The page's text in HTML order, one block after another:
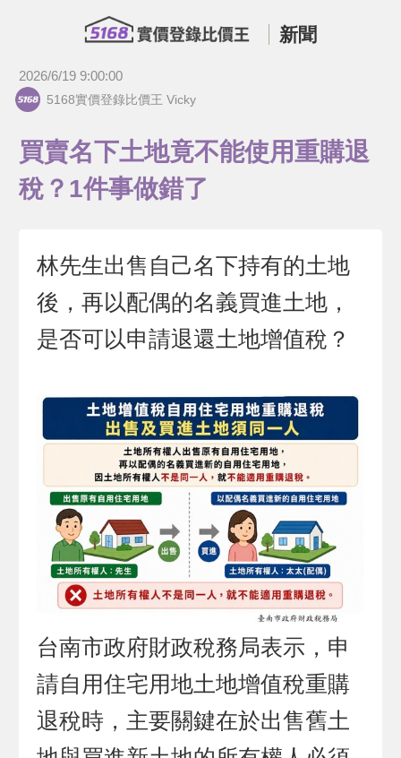
新聞
2026/6/19 9:00:00
5168實價登錄比價王 Vicky
買賣名下土地竟不能使用重購退
稅？1件事做錯了
林先生出售自己名下持有的土地
後，再以配偶的名義買進土地，
是否可以申請退還土地增值稅？
台南市政府財政稅務局表示，申
請自用住宅用地土地增值稅重購
退稅時，主要關鍵在於出售舊土